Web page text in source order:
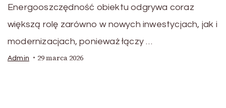
Energooszczędność obiektu odgrywa coraz
większą rolę zarówno w nowych inwestycjach, jak i
modernizacjach, ponieważ łączy …
Admin 29 marca 2026